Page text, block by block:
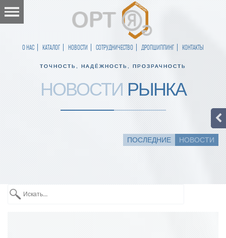
О НАС КАТАЛОГ НОВОСТИ СОТРУДНИЧЕСТВО ДРОПШИППИНГ КОНТАКТЫ
ТОЧНОСТЬ, НАДЁЖНОСТЬ, ПРОЗРАЧНОСТЬ
НОВОСТИ РЫНКА
ПОСЛЕДНИЕ НОВОСТИ